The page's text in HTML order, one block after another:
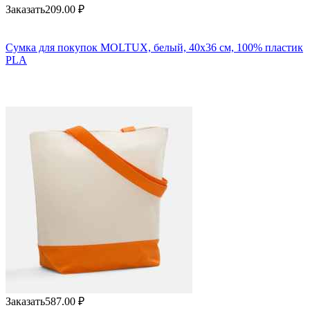
Заказать209.00 ₽
Сумка для покупок MOLTUX, белый, 40x36 см, 100% пластик
PLA
Заказать587.00 ₽